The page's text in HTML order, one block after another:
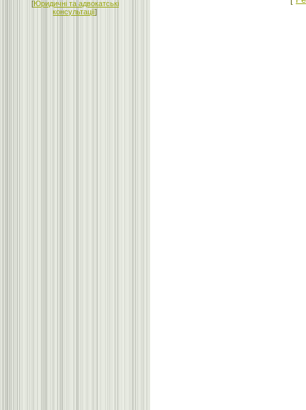
[Юридичні та адвокатські
консультації]